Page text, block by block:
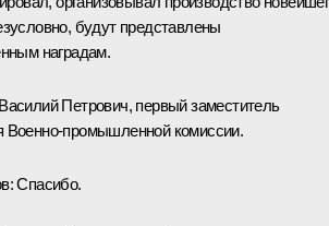
будут представлены
наградам.
Петрович, первый заместитель
Военно-промышленной комиссии.
Спасибо.